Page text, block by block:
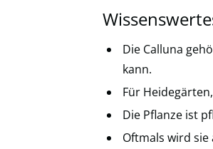
Die Calluna
kann.
Für
Die Pflanze ist
Oftmals wird